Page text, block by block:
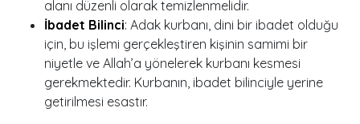
alanı düzenli olarak temizlenmelidir.
İbadet Bilinci: Adak kurbanı, dini bir ibadet olduğu
için, bu işlemi gerçekleştiren kişinin samimi bir
niyetle ve Allah’a yönelerek kurbanı kesmesi
gerekmektedir. Kurbanın, ibadet bilinciyle yerine
getirilmesi esastır.